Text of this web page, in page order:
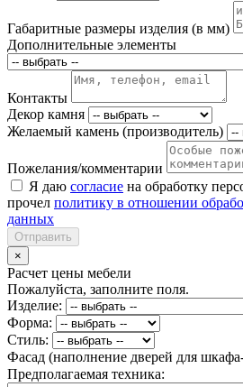
Габаритные размеры изделия (в мм)
Дополнительные элементы
Контакты
Декор камня
Желаемый камень (производитель)
Пожелания/комментарии
Я даю согласие на обработку
прочел политику в отношении
данных
Отправить
×
Расчет цены мебели
Пожалуйста, заполните поля.
Изделие:
Форма:
Стиль:
Фасад (наполнение дверей для
Предполагаемая техника: